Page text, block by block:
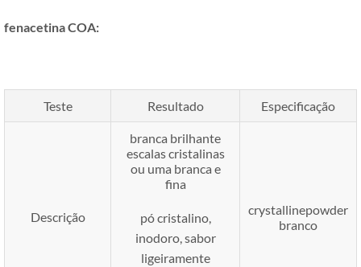
fenacetina COA:
Teste Resultado Especificação
Descrição
branca brilhante
escalas cristalinas
ou uma branca e
fina
pó cristalino,
inodoro, sabor
ligeiramente
crystallinepowder
branco